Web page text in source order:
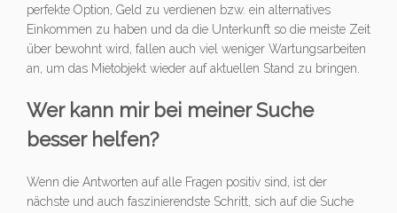
perfekte Option, Geld zu verdienen bzw. ein alternatives
Einkommen zu haben und da die Unterkunft so die meiste Zeit
über bewohnt wird, fallen auch viel weniger Wartungsarbeiten
an, um das Mietobjekt wieder auf aktuellen Stand zu bringen.
Wer kann mir bei meiner Suche
besser helfen?
Wenn die Antworten auf alle Fragen positiv sind, ist der
nächste und auch faszinierendste Schritt, sich auf die Suche